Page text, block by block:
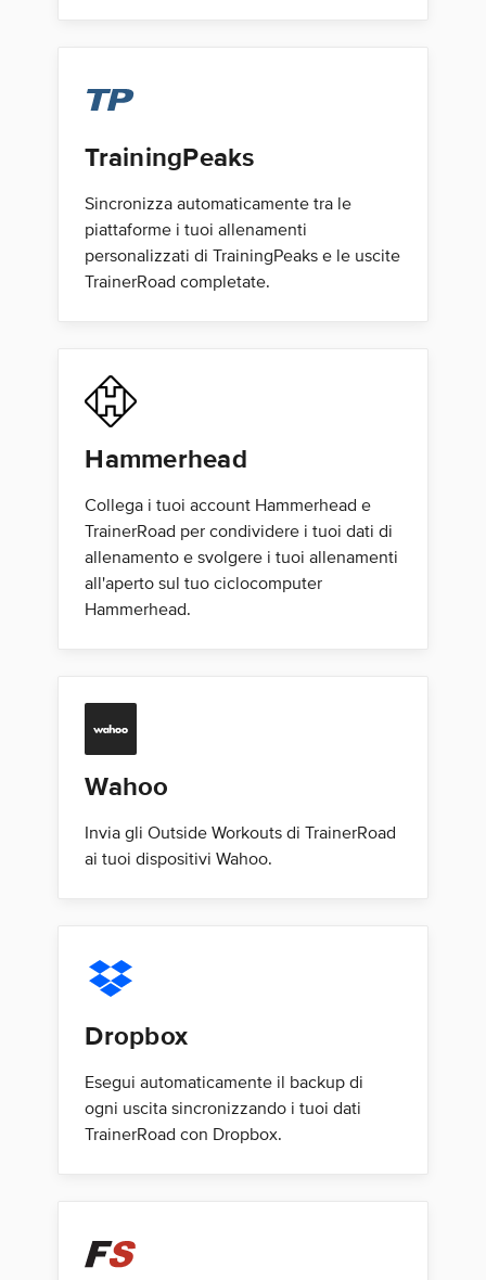
TrainingPeaks
Sincronizza automaticamente tra le
piattaforme i tuoi allenamenti
personalizzati di TrainingPeaks e le uscite
TrainerRoad completate.
Hammerhead
Collega i tuoi account Hammerhead e
TrainerRoad per condividere i tuoi dati di
allenamento e svolgere i tuoi allenamenti
all'aperto sul tuo ciclocomputer
Hammerhead.
Wahoo
Invia gli Outside Workouts di TrainerRoad
ai tuoi dispositivi Wahoo.
Dropbox
Esegui automaticamente il backup di
ogni uscita sincronizzando i tuoi dati
TrainerRoad con Dropbox.